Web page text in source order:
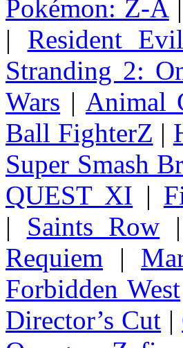
Pokémon: Z-A |
| Resident
Stranding 2:
Wars | Animal
Ball FighterZ |
Super Smash
QUEST XI |
| Saints Row
Requiem |
Forbidden West
Director’s Cut |